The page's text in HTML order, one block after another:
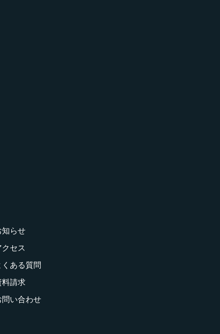
知らせ
クセス
くある質問
料請求
問い合わせ